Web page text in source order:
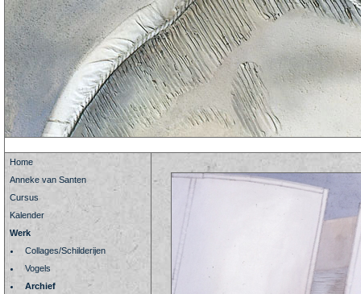
Home
Anneke van Santen
Cursus
Kalender
Werk
Collages/Schilderijen
Vogels
Archief